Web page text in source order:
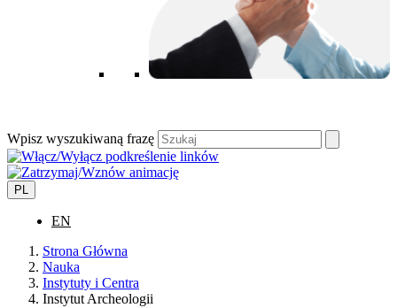
Wpisz wyszukiwaną frazę
PL
EN
Strona Główna
Nauka
Instytuty i Centra
Instytut Archeologii